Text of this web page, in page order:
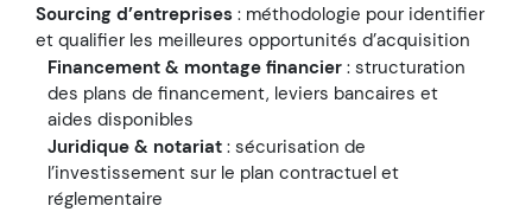
Sourcing d’entreprises : méthodologie pour identifier
et qualifier les meilleures opportunités d’acquisition
Financement & montage financier : structuration
des plans de financement, leviers bancaires et
aides disponibles
Juridique & notariat : sécurisation de
l’investissement sur le plan contractuel et
réglementaire